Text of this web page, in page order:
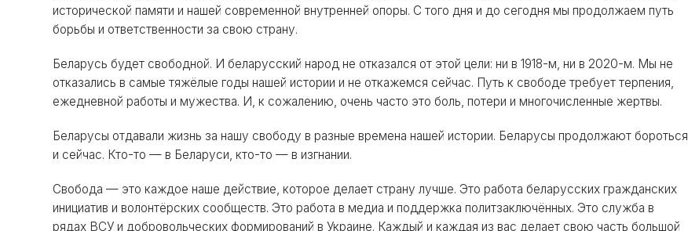
исторической памяти и нашей современной внутренней опоры. С того дня и до сегодня мы продолжаем путь
борьбы и ответственности за свою страну.
Беларусь будет свободной. И беларусский народ не отказался от этой цели: ни в 1918-м, ни в 2020-м. Мы не
отказались в самые тяжёлые годы нашей истории и не откажемся сейчас. Путь к свободе требует терпения,
ежедневной работы и мужества. И, к сожалению, очень часто это боль, потери и многочисленные жертвы.
Беларусы отдавали жизнь за нашу свободу в разные времена нашей истории. Беларусы продолжают бороться
и сейчас. Кто-то — в Беларуси, кто-то — в изгнании.
Свобода — это каждое наше действие, которое делает страну лучше. Это работа беларусских гражданских
инициатив и волонтёрских сообществ. Это работа в медиа и поддержка политзаключённых. Это служба в
рядах ВСУ и добровольческих формирований в Украине. Каждый и каждая из вас делает свою часть большой